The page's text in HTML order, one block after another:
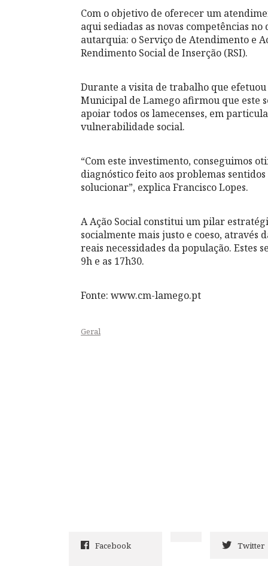
Com o objetivo de oferecer um
aqui sediadas as novas competências
autarquia: o Serviço de Atendimento e
Rendimento Social de Inserção (RSI).
Durante a visita de trabalho que efetuou
Municipal de Lamego afirmou que este
apoiar todos os lamecenses, em
vulnerabilidade social.
“Com este investimento, conseguimos
diagnóstico feito aos problemas
solucionar”, explica Francisco Lopes.
A Ação Social constitui um pilar
socialmente mais justo e coeso, através
reais necessidades da população. Estes
9h e as 17h30.
Fonte: www.cm-lamego.pt
Geral
Facebook Twitter